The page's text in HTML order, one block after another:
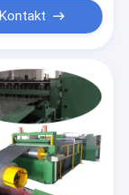
für die
von
Kontakt